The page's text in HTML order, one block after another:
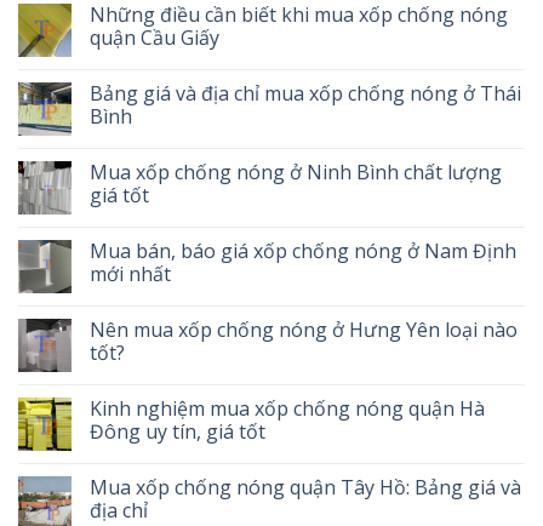
Những điều cần biết khi mua xốp chống nóng
quận Cầu Giấy
Bảng giá và địa chỉ mua xốp chống nóng ở Thái
Bình
Mua xốp chống nóng ở Ninh Bình chất lượng
giá tốt
Mua bán, báo giá xốp chống nóng ở Nam Định
mới nhất
Nên mua xốp chống nóng ở Hưng Yên loại nào
tốt?
Kinh nghiệm mua xốp chống nóng quận Hà
Đông uy tín, giá tốt
Mua xốp chống nóng quận Tây Hồ: Bảng giá và
địa chỉ